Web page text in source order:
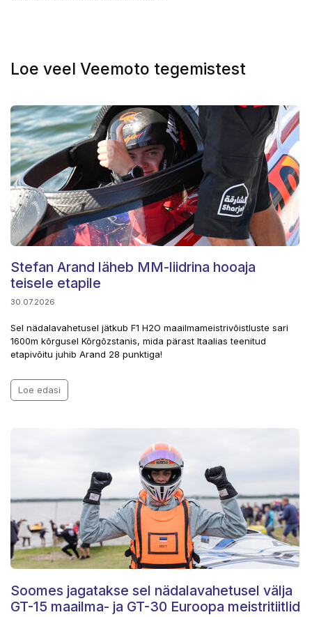
Loe veel Veemoto tegemistest
Stefan Arand läheb MM-liidrina hooaja
teisele etapile
30.07.2026
Sel nädalavahetusel jätkub F1 H2O maailmameistrivõistluste sari
1600m kõrgusel Kõrgõzstanis, mida pärast Itaalias teenitud
etapivõitu juhib Arand 28 punktiga!
Loe edasi
Soomes jagatakse sel nädalavahetusel välja
GT-15 maailma- ja GT-30 Euroopa meistritiitlid